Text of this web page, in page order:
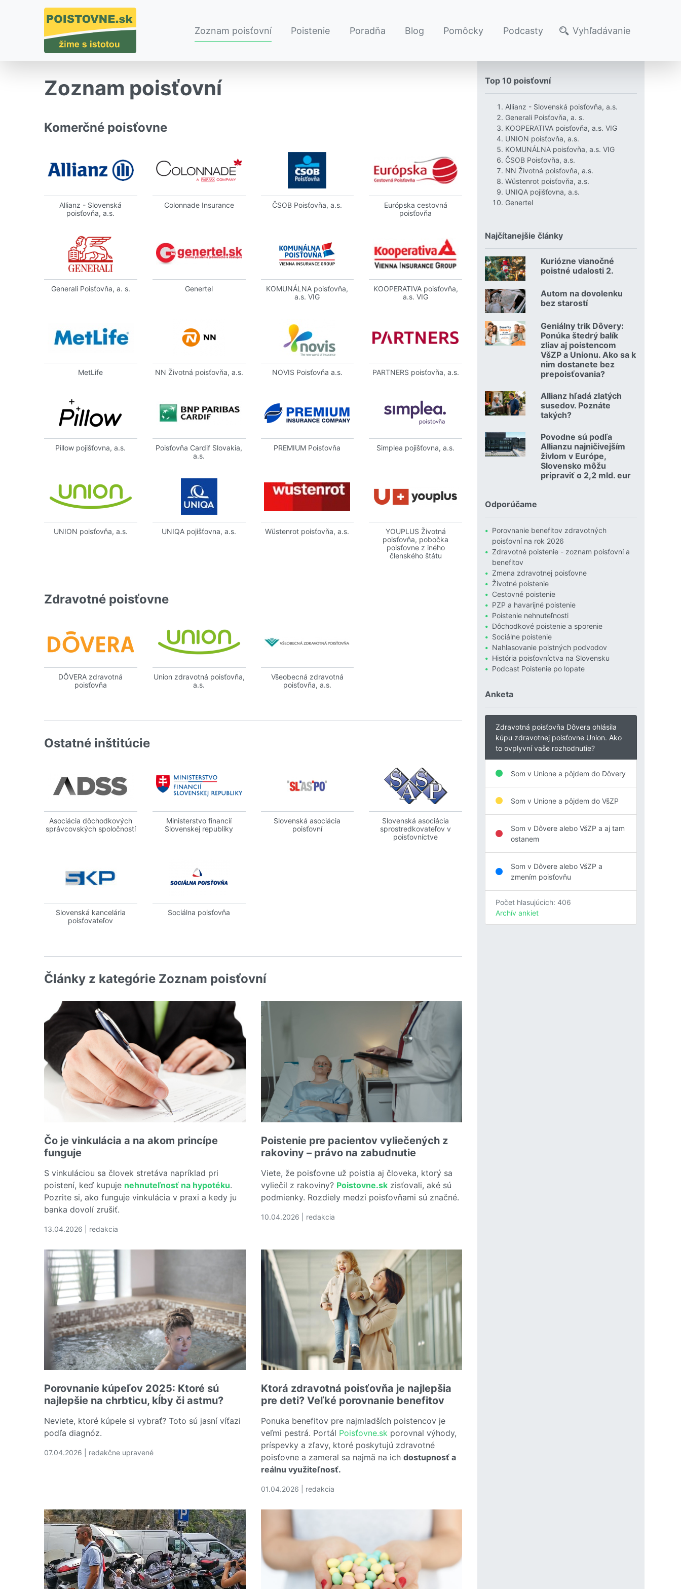
Zoznam poisťovní Poistenie Poradňa Blog Pomôcky Podcasty Vyhľadávanie
Zoznam poisťovní
Komerčné poisťovne
Allianz - Slovenská
poisťovňa, a.s.
Colonnade Insurance ČSOB Poisťovňa, a.s.
Európska cestovná
poisťovňa
Generali Poisťovňa, a. s. Genertel
KOMUNÁLNA poisťovňa,
a.s. VIG
KOOPERATIVA poisťovňa,
a.s. VIG
MetLife NN Životná poisťovňa, a.s. NOVIS Poisťovňa a.s. PARTNERS poisťovňa, a.s.
Pillow pojišťovna, a.s.
Poisťovňa Cardif Slovakia,
a.s.
PREMIUM Poisťovňa Simplea pojišťovna, a.s.
UNION poisťovňa, a.s. UNIQA pojišťovna, a.s. Wüstenrot poisťovňa, a.s.
YOUPLUS Životná
poisťovňa, pobočka
poisťovne z iného
členského štátu
Zdravotné poisťovne
DÔVERA zdravotná
poisťovňa
Union zdravotná poisťovňa,
a.s.
Všeobecná zdravotná
poisťovňa, a.s.
Ostatné inštitúcie
Asociácia dôchodkových
správcovských spoločností
Ministerstvo financií
Slovenskej republiky
Slovenská asociácia
poisťovní
Slovenská asociácia
sprostredkovateľov v
poisťovníctve
Slovenská kancelária
poisťovateľov
Sociálna poisťovňa
Články z kategórie Zoznam poisťovní
Čo je vinkulácia a na akom princípe
funguje
S vinkuláciou sa človek stretáva napríklad pri
poistení, keď kupuje nehnuteľnosť na hypotéku.
Pozrite si, ako funguje vinkulácia v praxi a kedy ju
banka dovolí zrušiť.
13.04.2026 | redakcia
Poistenie pre pacientov vyliečených z
rakoviny – právo na zabudnutie
Viete, že poisťovne už poistia aj človeka, ktorý sa
vyliečil z rakoviny? Poistovne.skzisťovali, aké sú
podmienky. Rozdiely medzi poisťovňami sú značné.
10.04.2026 | redakcia
Porovnanie kúpeľov 2025: Ktoré sú
najlepšie na chrbticu, kĺby či astmu?
Neviete, ktoré kúpele si vybrať? Toto sú jasní víťazi
podľa diagnóz.
07.04.2026 | redakčne upravené
Čítať viac o Porovnanie kúpeľov 2025: Ktoré sú najlepšie na chrbticu, kĺby či astmu?
Ktorá zdravotná poisťovňa je najlepšia
pre deti? Veľké porovnanie benefitov
Ponuka benefitov pre najmladších poistencov je
veľmi pestrá. Portál Poisťovne.sk porovnal výhody,
príspevky a zľavy, ktoré poskytujú zdravotné
poisťovne a zameral sa najmä na ich dostupnosť a
reálnu využiteľnosť.
01.04.2026 | redakcia
Top 10 poisťovní
Allianz - Slovenská poisťovňa, a.s.
Generali Poisťovňa, a. s.
KOOPERATIVA poisťovňa, a.s. VIG
UNION poisťovňa, a.s.
KOMUNÁLNA poisťovňa, a.s. VIG
ČSOB Poisťovňa, a.s.
NN Životná poisťovňa, a.s.
Wüstenrot poisťovňa, a.s.
UNIQA pojišťovna, a.s.
Genertel
Najčítanejšie články
Kuriózne vianočné
poistné udalosti 2.
18.12.2024 | | redakcia
Autom na dovolenku
bez starostí
02.07.2026 |
Geniálny trik Dôvery:
Ponúka štedrý balík
zliav aj poistencom
VšZP a Unionu. Ako sa k
nim dostanete bez
prepoisťovania?
06.07.2026 | | redakcia
Allianz hľadá zlatých
susedov. Poznáte
takých?
08.07.2026 |
Povodne sú podľa
Allianzu najničivejším
živlom v Európe,
Slovensko môžu
pripraviť o 2,2 mld. eur
23.07.2026 |
Odporúčame
Porovnanie benefitov zdravotných
poisťovní na rok 2026
Zdravotné poistenie - zoznam poisťovní a
benefitov
Zmena zdravotnej poisťovne
Životné poistenie
Cestovné poistenie
PZP a havarijné poistenie
Poistenie nehnuteľnosti
Dôchodkové poistenie a sporenie
Sociálne poistenie
Nahlasovanie poistných podvodov
História poisťovníctva na Slovensku
Podcast Poistenie po lopate
Anketa
Zdravotná poisťovňa Dôvera ohlásila
kúpu zdravotnej poisťovne Union. Ako
to ovplyvní vaše rozhodnutie?
Som v Unione a pôjdem do Dôvery
Som v Unione a pôjdem do VšZP
Som v Dôvere alebo VšZP a aj tam
ostanem
Som v Dôvere alebo VšZP a
zmením poisťovňu
Počet hlasujúcich: 406
Archív ankiet